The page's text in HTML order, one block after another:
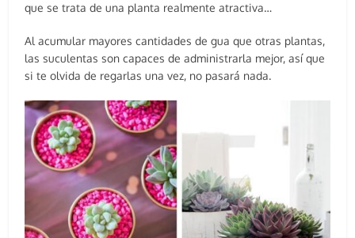
que se trata de una planta realmente atractiva…
Al acumular mayores cantidades de gua que otras plantas,
las suculentas son capaces de administrarla mejor, así que
si te olvida de regarlas una vez, no pasará nada.